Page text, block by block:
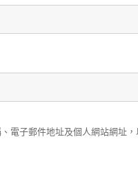
電子郵件地址及個人網站網址